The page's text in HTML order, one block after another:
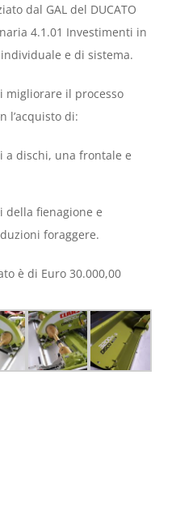
dal GAL del DUCATO
4.1.01 Investimenti in
e di sistema.
migliorare il processo
l’acquisto di:
a dischi, una frontale e
della fienagione e
foraggere.
è di Euro 30.000,00